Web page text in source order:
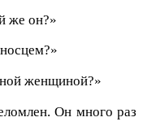
же он?»
женщиной?»
Он много раз